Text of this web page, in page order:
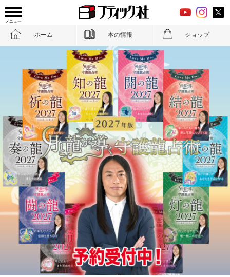
メニュー
ホーム 本の情報 ショップ